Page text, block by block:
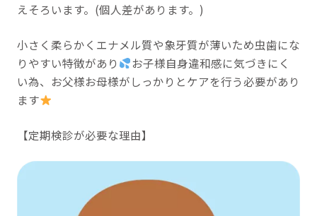
えそろいます。(個人差があります。)
小さく柔らかくエナメル質や象牙質が薄いため虫歯にな
りやすい特徴があり
お子様自身違和感に気づきにく
い為、お父様お母様がしっかりとケアを行う必要があり
ます
【定期検診が必要な理由】